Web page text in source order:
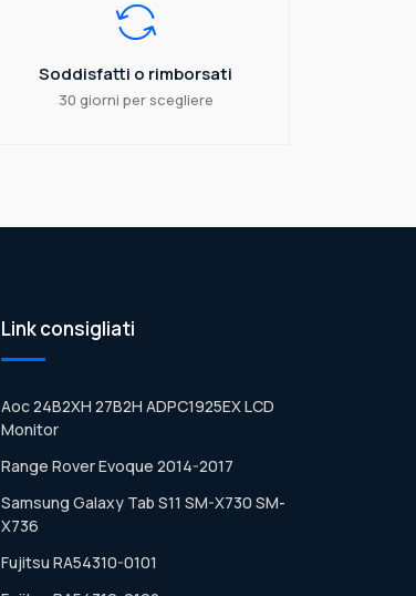
Soddisfatti o rimborsati
30 giorni per scegliere
Link consigliati
Aoc 24B2XH 27B2H ADPC1925EX LCD
Monitor
Range Rover Evoque 2014-2017
Samsung Galaxy Tab S11 SM-X730 SM-
X736
Fujitsu RA54310-0101